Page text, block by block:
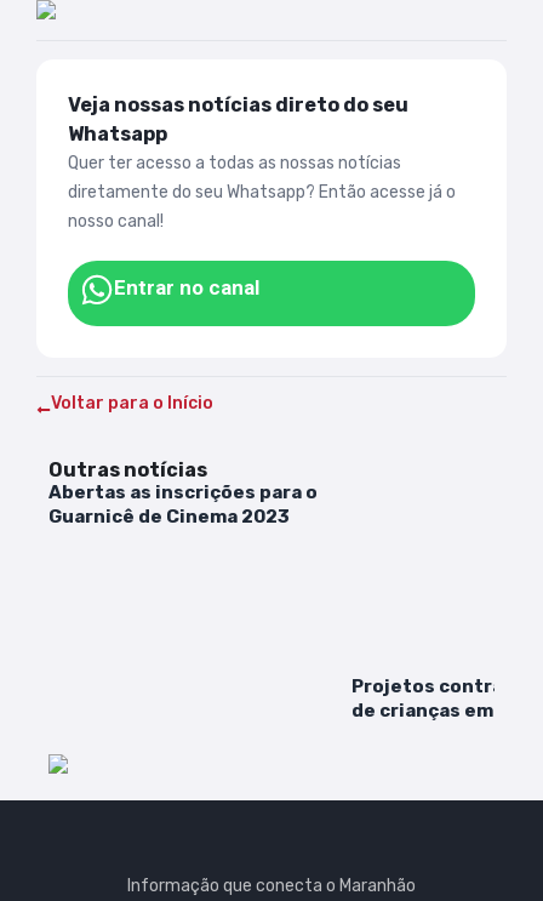
Veja nossas notícias direto do seu
Whatsapp
Quer ter acesso a todas as nossas notícias
diretamente do seu Whatsapp? Então acesse já o
nosso canal!
Entrar no canal
Voltar para o Início
Outras notícias
Abertas as inscrições para o
Guarnicê de Cinema 2023
Projetos contra
de crianças em
Informação que conecta o Maranhão